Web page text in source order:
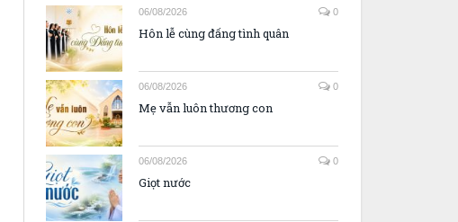
06/08/2026 0
Hôn lễ cùng đấng tình quân
06/08/2026 0
Mẹ vẫn luôn thương con
06/08/2026 0
Giọt nước